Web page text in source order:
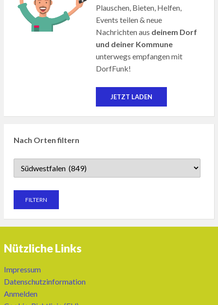
Plauschen, Bieten, Helfen,
Events teilen & neue
Nachrichten aus deinem Dorf
und deiner Kommune
unterwegs empfangen mit
DorfFunk!
JETZT LADEN
Nach Orten filtern
Nützliche Links
Impressum
Datenschutzinformation
Anmelden